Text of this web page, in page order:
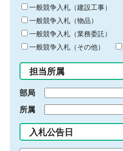
キ
ー
ワ
ー
ド
入
力
一般競争入札（建設工事）
一般競争入札（物品）
一般競争入札（業務委託）
一般競争入札（その他）
担当所属
部局
所属
入札公告日